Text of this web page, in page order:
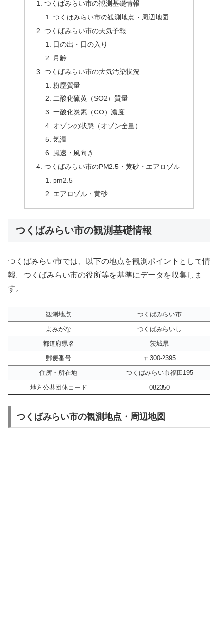
つくばみらい市の観測基礎情報
つくばみらい市の観測地点・周辺地図
つくばみらい市の天気予報
日の出・日の入り
月齢
つくばみらい市の大気汚染状況
粉塵質量
二酸化硫黄（SO2）質量
一酸化炭素（CO）濃度
オゾンの状態（オゾン全量）
気温
風速・風向き
つくばみらい市のPM2.5・黄砂・エアロゾル
pm2.5
エアロゾル・黄砂
つくばみらい市の観測基礎情報
つくばみらい市では、以下の地点を観測ポイントとして情
報。つくばみらい市の役所等を基準にデータを収集しま
す。
観測地点
つくばみらい市
よみがな
つくばみらいし
都道府県名
茨城県
郵便番号
〒300-2395
住所・所在地
つくばみらい市福田195
地方公共団体コード
082350
つくばみらい市の観測地点・周辺地図